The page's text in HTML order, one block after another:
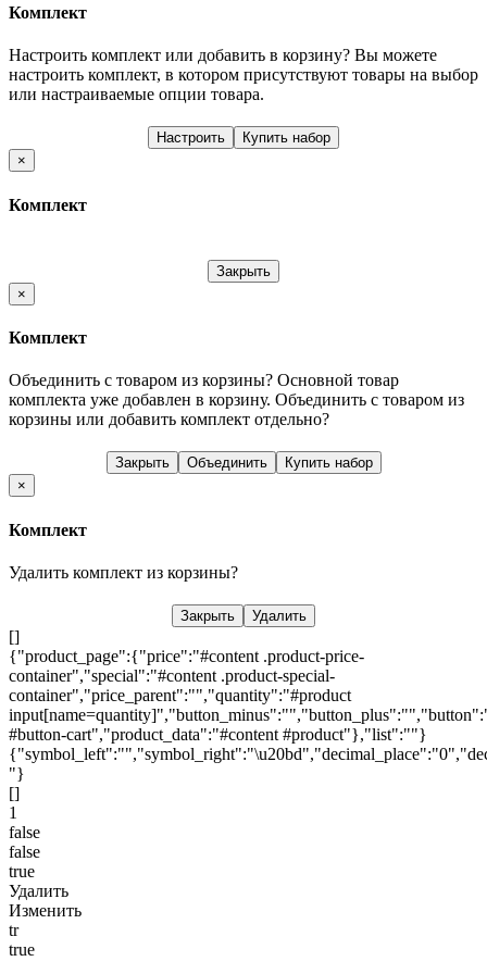
Комплект
Настроить комплект или добавить в корзину? Вы можете
настроить комплект, в котором присутствуют товары на выбор
или настраиваемые опции товара.
Настроить
Купить набор
×
Комплект
Закрыть
×
Комплект
Объединить с товаром из корзины? Основной товар
комплекта уже добавлен в корзину. Объединить с товаром из
корзины или добавить комплект отдельно?
Закрыть Объединить
Купить набор
×
Комплект
Удалить комплект из корзины?
Закрыть Удалить
[]
{"product_page":{"price":"#content .product-price-
container","special":"#content .product-special-
container","price_parent":"","quantity":"#product
#button-cart","product_data":"#content #product"},"list":""}
"}
[]
1
false
false
true
Удалить
Изменить
tr
true